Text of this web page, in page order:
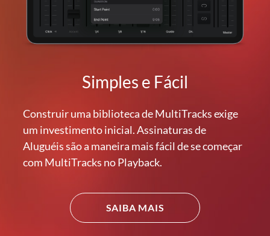
Simples e Fácil
Construir uma biblioteca de MultiTracks exige
um investimento inicial. Assinaturas de
Aluguéis são a maneira mais fácil de se começar
com MultiTracks no Playback.
SAIBA MAIS